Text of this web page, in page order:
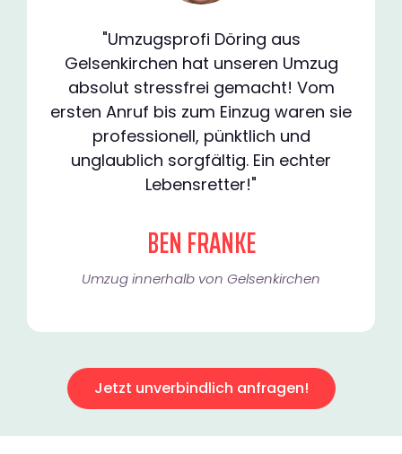
"Umzugsprofi Döring aus
Gelsenkirchen hat unseren Umzug
absolut stressfrei gemacht! Vom
ersten Anruf bis zum Einzug waren sie
professionell, pünktlich und
unglaublich sorgfältig. Ein echter
Lebensretter!"
BEN FRANKE
Umzug innerhalb von Gelsenkirchen​
Jetzt unverbindlich anfragen!